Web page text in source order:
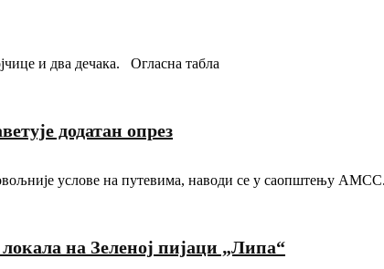
и два дечака. Огласна табла
додатан опрез
услове на путевима, наводи се у саопштењу АМСС.
на Зеленој пијаци „Липа“